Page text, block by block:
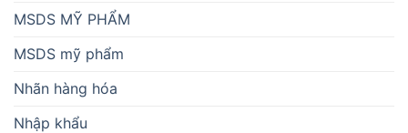
MSDS MỸ PHẨM
MSDS mỹ phẩm
Nhãn hàng hóa
Nhập khẩu